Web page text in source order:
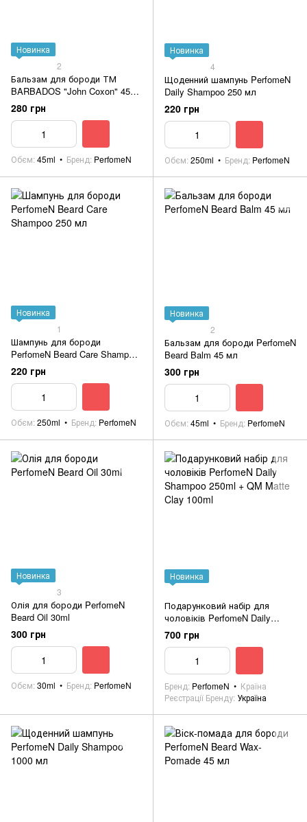
Новинка
2
Бальзам для бороди ТМ
BARBADOS "John Coxon" 45
мл
280 грн
Обєм 45ml Бренд PerfomeN
Новинка
4
Щоденний шампунь PerfomeN
Daily Shampoo 250 мл
220 грн
Обєм 250ml Бренд PerfomeN
Новинка
1
Шампунь для бороди
PerfomeN Beard Care Shampoo
250 мл
220 грн
Обєм 250ml Бренд PerfomeN
Новинка
2
Бальзам для бороди PerfomeN
Beard Balm 45 мл
300 грн
Обєм 45ml Бренд PerfomeN
Новинка
3
Олія для бороди PerfomeN
Beard Oil 30ml
300 грн
Обєм 30ml Бренд PerfomeN
Новинка
Подарунковий набір для
чоловіків PerfomeN Daily
Shampoo 250ml + QM Matte
Clay 100ml
700 грн
Бренд PerfomeN
Країна
Реєстрації Бренду Україна